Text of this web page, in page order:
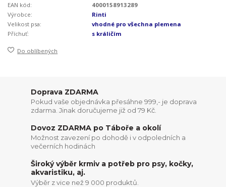
EAN kód:
4000158913289
Výrobce:
Rinti
Velikost psa:
vhodné pro všechna plemena
Příchuť:
s králičím
Do oblíbených
Doprava ZDARMA
Pokud vaše objednávka přesáhne 999,- je doprava
zdarma. Jinak doručujeme již od 79 Kč.
Dovoz ZDARMA po Táboře a okolí
Možnost zavezení po dohodě i v odpoledních a
večerních hodinách
Široký výběr krmiv a potřeb pro psy, kočky,
akvaristiku, aj.
Výběr z vice než 9 000 produktů.